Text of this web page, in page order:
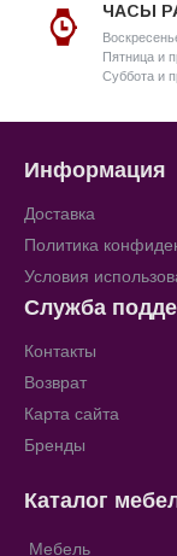
ЧАСЫ
Пятница и
Суббота и
Информация
Доставка
Политика
Условия
Служба
Контакты
Возврат
Карта сайта
Бренды
Каталог
Мебель